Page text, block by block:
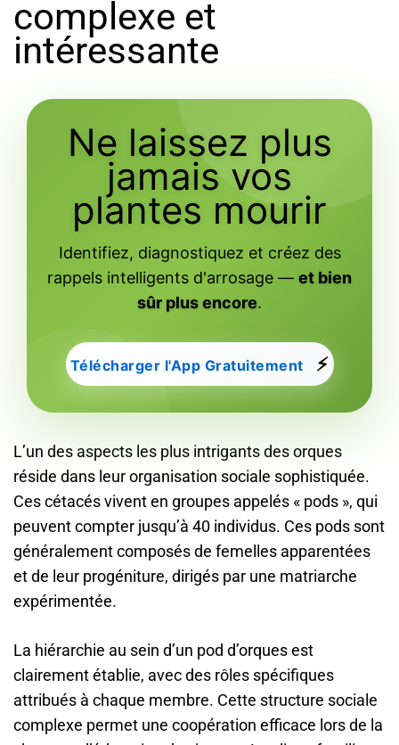
complexe et
intéressante
Ne laissez plus
jamais vos
plantes mourir
Identifiez, diagnostiquez et créez des
rappels intelligents d'arrosage — et bien
sûr plus encore.
Télécharger l'App Gratuitement ⚡
L’un des aspects les plus intrigants des orques
réside dans leur organisation sociale sophistiquée.
Ces cétacés vivent en groupes appelés « pods », qui
peuvent compter jusqu’à 40 individus. Ces pods sont
généralement composés de femelles apparentées
et de leur progéniture, dirigés par une matriarche
expérimentée.
La hiérarchie au sein d’un pod d’orques est
clairement établie, avec des rôles spécifiques
attribués à chaque membre. Cette structure sociale
complexe permet une coopération efficace lors de la